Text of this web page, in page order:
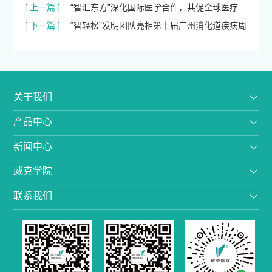
[ 上一篇 ]
“智汇东方”深化国际医学合作，共促全球医疗技
术发展
[ 下一篇 ] “智轻松”发明团队亮相第十届广州消化道疾病周
关于我们
产品中心
新闻中心
威克学院
联系我们